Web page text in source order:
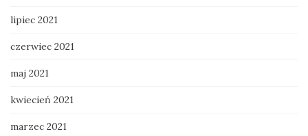
lipiec 2021
czerwiec 2021
maj 2021
kwiecień 2021
marzec 2021